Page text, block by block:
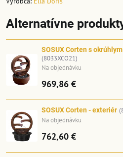
Alternatívne
SOSUX Corten s
(8033XCO21)
Na objednávku
969,86 €
SOSUX Corten - exteriér
Na objednávku
762,60 €